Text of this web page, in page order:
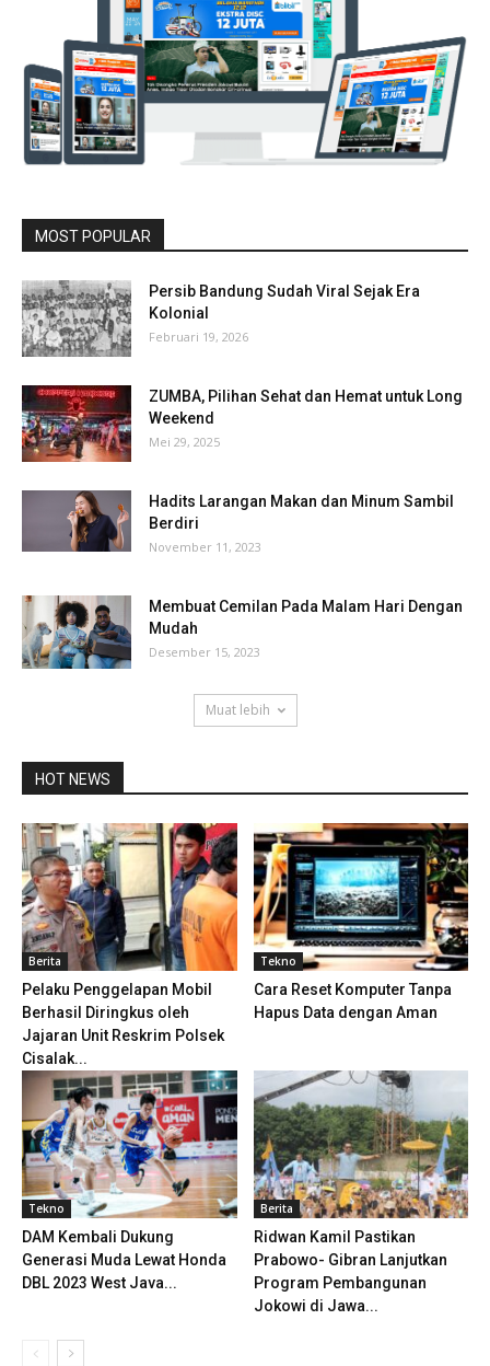
MOST POPULAR
Persib Bandung Sudah Viral Sejak Era
Kolonial
Februari 19, 2026
ZUMBA, Pilihan Sehat dan Hemat untuk Long
Weekend
Mei 29, 2025
Hadits Larangan Makan dan Minum Sambil
Berdiri
November 11, 2023
Membuat Cemilan Pada Malam Hari Dengan
Mudah
Desember 15, 2023
Muat lebih
HOT NEWS
Berita
Pelaku Penggelapan Mobil
Berhasil Diringkus oleh
Jajaran Unit Reskrim Polsek
Cisalak...
Tekno
Cara Reset Komputer Tanpa
Hapus Data dengan Aman
Tekno
DAM Kembali Dukung
Generasi Muda Lewat Honda
DBL 2023 West Java...
Berita
Ridwan Kamil Pastikan
Prabowo- Gibran Lanjutkan
Program Pembangunan
Jokowi di Jawa...